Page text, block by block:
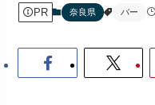
PR 奈良県 バー